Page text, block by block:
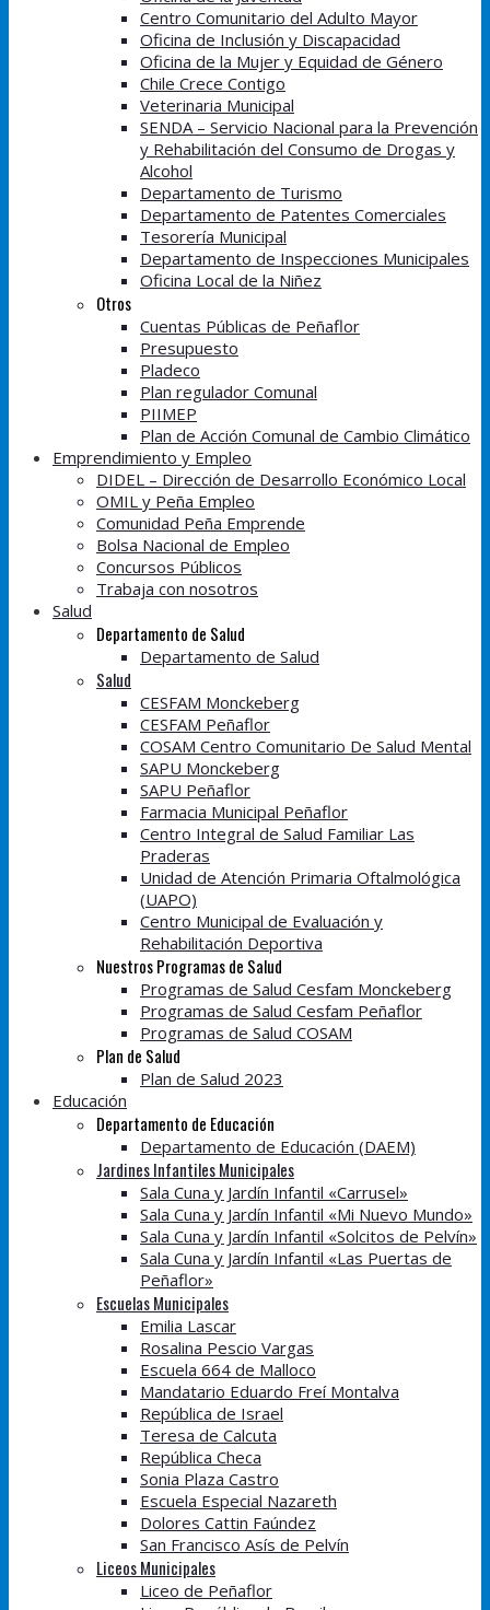
Centro Comunitario del Adulto Mayor
Oficina de Inclusión y Discapacidad
Oficina de la Mujer y Equidad de Género
Chile Crece Contigo
Veterinaria Municipal
SENDA – Servicio Nacional para la Prevención
y Rehabilitación del Consumo de Drogas y
Alcohol
Departamento de Turismo
Departamento de Patentes Comerciales
Tesorería Municipal
Departamento de Inspecciones Municipales
Oficina Local de la Niñez
Otros
Cuentas Públicas de Peñaflor
Presupuesto
Pladeco
Plan regulador Comunal
PIIMEP
Plan de Acción Comunal de Cambio Climático
Emprendimiento y Empleo
DIDEL – Dirección de Desarrollo Económico Local
OMIL y Peña Empleo
Comunidad Peña Emprende
Bolsa Nacional de Empleo
Concursos Públicos
Trabaja con nosotros
Salud
Departamento de Salud
Departamento de Salud
Salud
CESFAM Monckeberg
CESFAM Peñaflor
COSAM Centro Comunitario De Salud Mental
SAPU Monckeberg
SAPU Peñaflor
Farmacia Municipal Peñaflor
Centro Integral de Salud Familiar Las
Praderas
Unidad de Atención Primaria Oftalmológica
(UAPO)
Centro Municipal de Evaluación y
Rehabilitación Deportiva
Nuestros Programas de Salud
Programas de Salud Cesfam Monckeberg
Programas de Salud Cesfam Peñaflor
Programas de Salud COSAM
Plan de Salud
Plan de Salud 2023
Educación
Departamento de Educación
Departamento de Educación (DAEM)
Jardines Infantiles Municipales
Sala Cuna y Jardín Infantil «Carrusel»
Sala Cuna y Jardín Infantil «Mi Nuevo Mundo»
Sala Cuna y Jardín Infantil «Solcitos de Pelvín»
Sala Cuna y Jardín Infantil «Las Puertas de
Peñaflor»
Escuelas Municipales
Emilia Lascar
Rosalina Pescio Vargas
Escuela 664 de Malloco
Mandatario Eduardo Freí Montalva
República de Israel
Teresa de Calcuta
República Checa
Sonia Plaza Castro
Escuela Especial Nazareth
Dolores Cattin Faúndez
San Francisco Asís de Pelvín
Liceos Municipales
Liceo de Peñaflor